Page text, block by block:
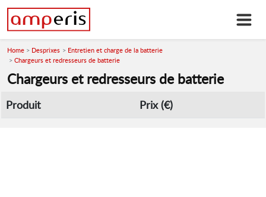
Home Desprixes
Entretien et charge de la batterie
Chargeurs et redresseurs de batterie
Chargeurs et redresseurs de batterie
Produit Prix (€)